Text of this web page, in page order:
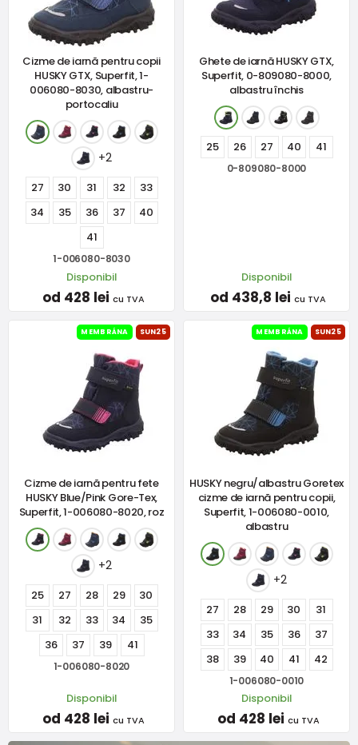
Cizme de iarnă pentru copii
HUSKY GTX, Superfit, 1-
006080-8030, albastru-
portocaliu
+2
27 30 31 32
33
34
35 36 37
40
41
1-006080-8030
Disponibil
od 428 lei cu TVA
Ghete de iarnă HUSKY GTX,
Superfit, 0-809080-8000,
albastru închis
25 26 27 40 41
0-809080-8000
Disponibil
od 438,8 lei cu TVA
MEMBRÁNA SUN25
Cizme de iarnă pentru fete
HUSKY Blue/Pink Gore-Tex,
Superfit, 1-006080-8020, roz
+2
25 27 28 29
30
31
32 33 34
35
36
37 39 41
1-006080-8020
Disponibil
od 428 lei cu TVA
MEMBRÁNA SUN25
HUSKY negru/albastru Goretex
cizme de iarnă pentru copii,
Superfit, 1-006080-0010,
albastru
+2
27 28 29 30
31
33
34 35 36
37
38
39 40 41 42
1-006080-0010
Disponibil
od 428 lei cu TVA